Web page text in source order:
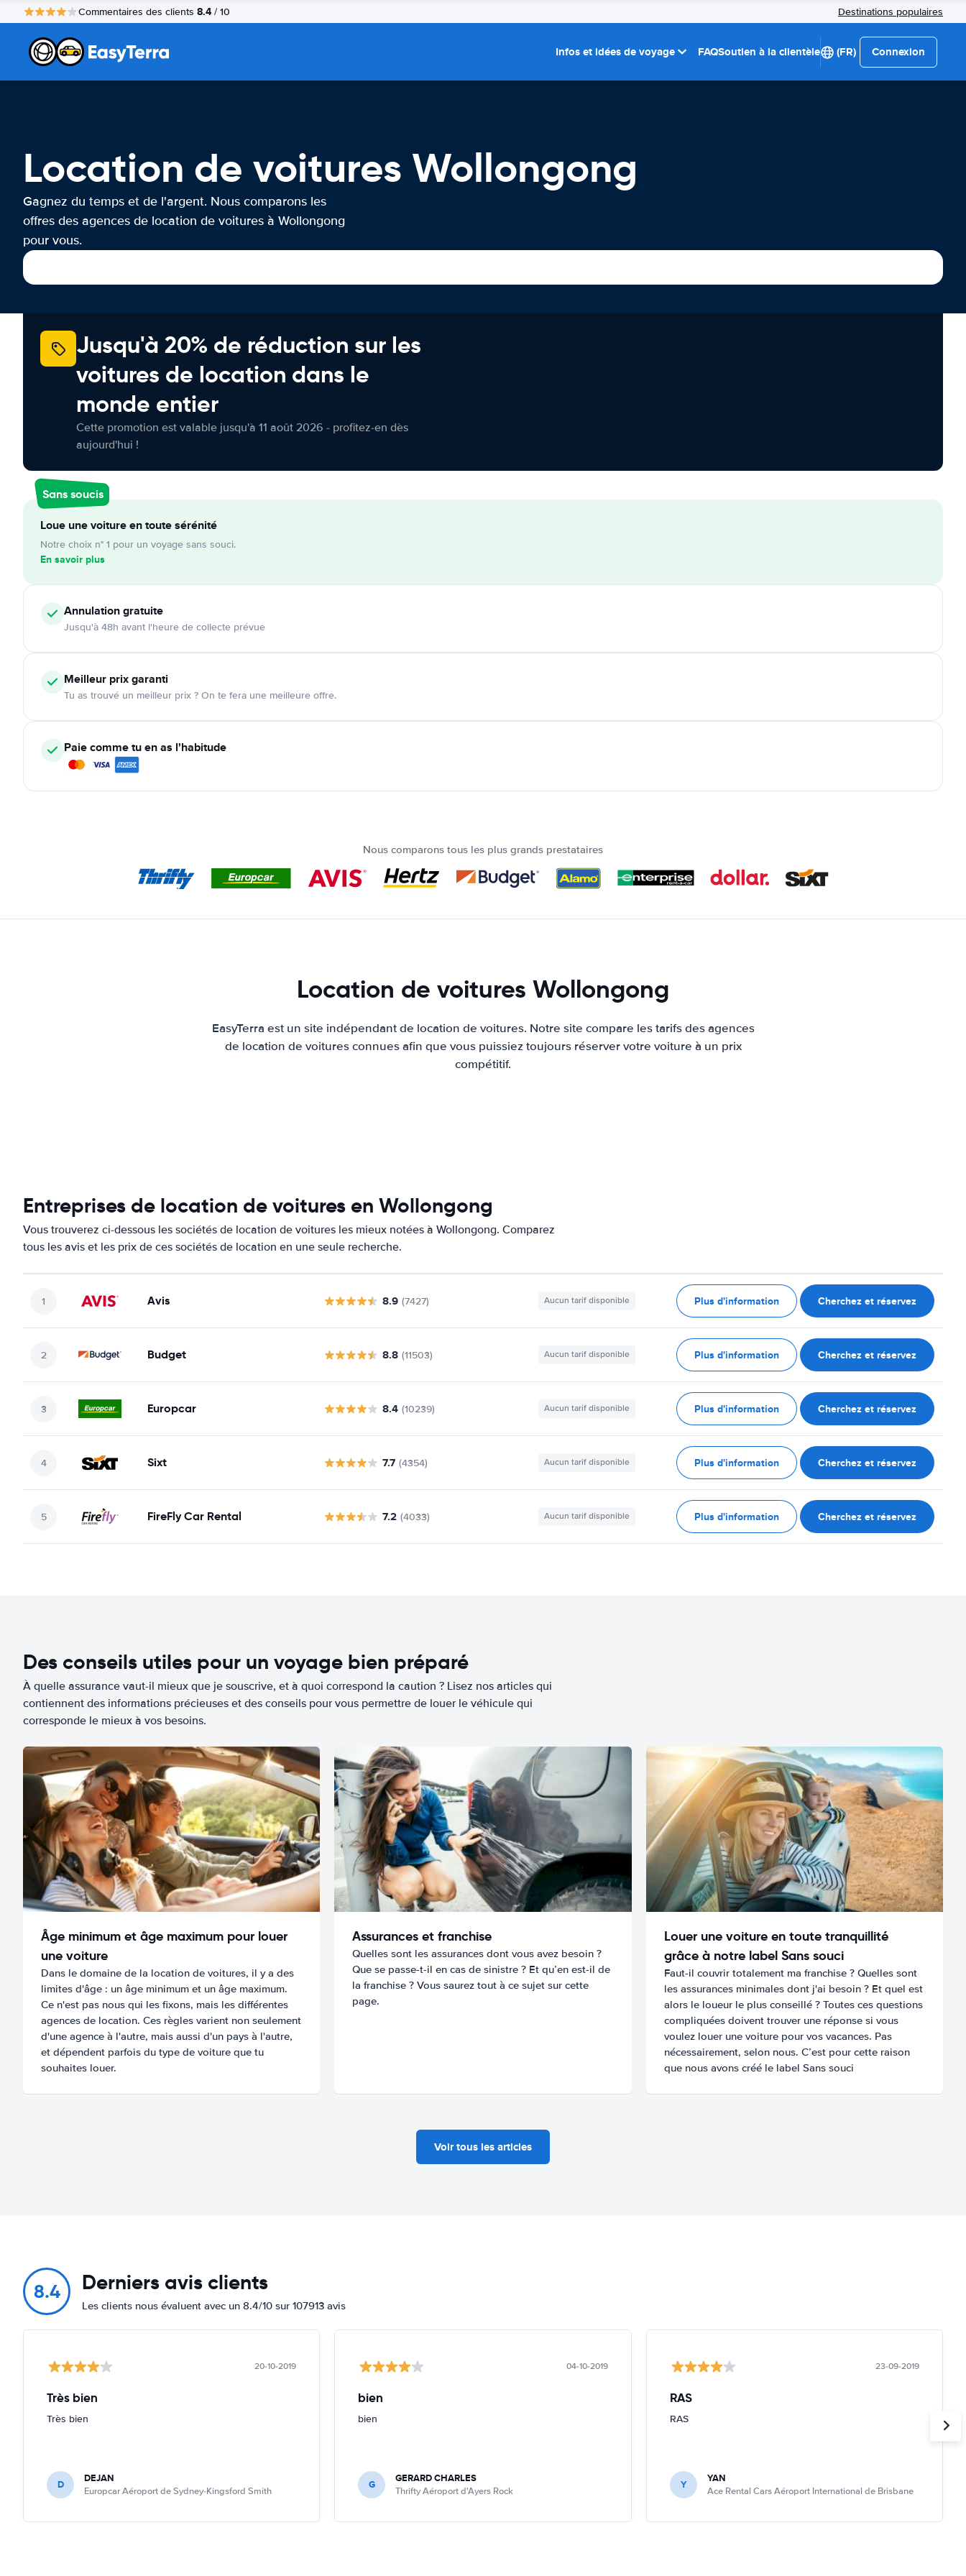
Commentaires des clients 8.4 / 10 Destinations populaires
Infos et idées de voyage FAQSoutien à la clientèle (FR) Connexion
Location de voitures Wollongong
Gagnez du temps et de l'argent. Nous comparons les
offres des agences de location de voitures à Wollongong
pour vous.
Jusqu'à 20% de réduction sur les
voitures de location dans le
monde entier
Cette promotion est valable jusqu'à 11 août 2026 - profitez-en dès
aujourd'hui !
Sans soucis
Loue une voiture en toute sérénité
Notre choix n° 1 pour un voyage sans souci.
En savoir plus
Annulationgratuite
Jusqu'à 48h avant l'heure de collecte prévue
Meilleur prix garanti
Tu as trouvé un meilleur prix ? On te fera une meilleure offre.
Paie comme tu en as l'habitude
Nous comparons tous les plus grands prestataires
Location de voitures Wollongong
EasyTerra est un site indépendant de location de voitures. Notre site compare les tarifs des agences
de location de voitures connues afin que vous puissiez toujours réserver votre voiture à un prix
compétitif.
Entreprises de location de voitures en Wollongong
Vous trouverez ci-dessous les sociétés de location de voitures les mieux notées à Wollongong. Comparez
tous les avis et les prix de ces sociétés de location en une seule recherche.
Avis 8.9 (7427) Aucun tarif disponible Plus d'information Cherchez et réservez
Budget 8.8 (11503) Aucun tarif disponible Plus d'information Cherchez et réservez
Europcar 8.4 (10239) Aucun tarif disponible Plus d'information Cherchez et réservez
Sixt 7.7 (4354) Aucun tarif disponible Plus d'information Cherchez et réservez
FireFly Car Rental 7.2 (4033) Aucun tarif disponible Plus d'information Cherchez et réservez
Des conseils utiles pour un voyage bien préparé
À quelle assurance vaut-il mieux que je souscrive, et à quoi correspond la caution ? Lisez nos articles qui
contiennent des informations précieuses et des conseils pour vous permettre de louer le véhicule qui
corresponde le mieux à vos besoins.
Âge minimum et âge maximum pour louer
une voiture
Dans le domaine de la location de voitures, il y a des
limites d'âge : un âge minimum et un âge maximum.
Ce n'est pas nous qui les fixons, mais les différentes
agences de location. Ces règles varient non seulement
d'une agence à l'autre, mais aussi d'un pays à l'autre,
et dépendent parfois du type de voiture que tu
souhaites louer.
Assurances et franchise
Quelles sont les assurances dont vous avez besoin ?
Que se passe-t-il en cas de sinistre ? Et qu’en est-il de
la franchise ? Vous saurez tout à ce sujet sur cette
page.
Louer une voiture en toute tranquillité
grâce à notre label Sans souci
Faut-il couvrir totalement ma franchise ? Quelles sont
les assurances minimales dont j'ai besoin ? Et quel est
alors le loueur le plus conseillé ? Toutes ces questions
compliquées doivent trouver une réponse si vous
voulez louer une voiture pour vos vacances. Pas
nécessairement, selon nous. C’est pour cette raison
que nous avons créé le label Sans souci
Voir tous les articles
8.4 Derniers avis clients
Les clients nous évaluent avec un 8.4/10 sur 107913 avis
20-10-2019
Très bien
Très bien
D DEJAN
Europcar Aéroport de Sydney-Kingsford Smith
04-10-2019
bien
bien
G GERARD CHARLES
Thrifty Aéroport d'Ayers Rock
23-09-2019
RAS
RAS
Y YAN
Ace Rental Cars Aéroport International de Brisbane